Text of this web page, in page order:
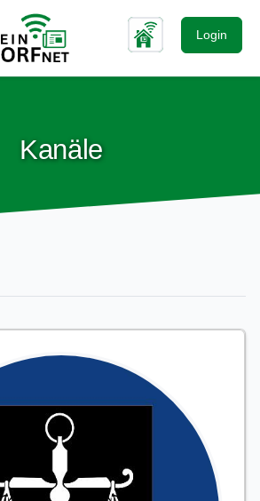
Login
Kanäle